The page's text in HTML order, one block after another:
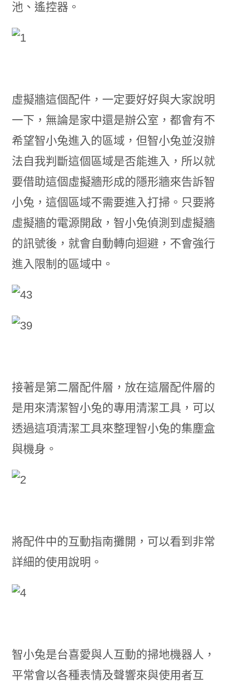
池、遙控器。
虛擬牆這個配件，一定要好好與大家說明
一下，無論是家中還是辦公室，都會有不
希望智小兔進入的區域，但智小兔並沒辦
法自我判斷這個區域是否能進入，所以就
要借助這個虛擬牆形成的隱形牆來告訴智
小兔，這個區域不需要進入打掃。只要將
虛擬牆的電源開啟，智小兔偵測到虛擬牆
的訊號後，就會自動轉向迴避，不會強行
進入限制的區域中。
接著是第二層配件層，放在這層配件層的
是用來清潔智小兔的專用清潔工具，可以
透過這項清潔工具來整理智小兔的集塵盒
與機身。
將配件中的互動指南攤開，可以看到非常
詳細的使用說明。
智小兔是台喜愛與人互動的掃地機器人，
平常會以各種表情及聲響來與使用者互